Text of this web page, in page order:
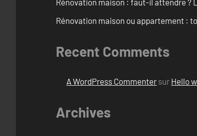
Rénovation maison : faut-il attendre ?
Rénovation maison ou appartement :
Recent Comments
A WordPress Commenter sur Hello
Archives